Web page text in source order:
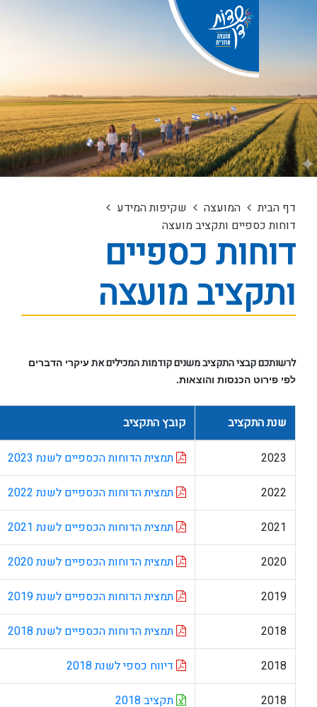
המועצה
שקיפות המידע
ותקציב מועצה
כספיים
מועצה
התקציב משנים קודמות המכילים אתעיקרי הדברים
הכנסות והוצאות.
קובץ התקציב
תמצית הדוחות הכספיים לשנת 2023
תמצית הדוחות הכספיים לשנת 2022
תמצית הדוחות הכספיים לשנת 2021
תמצית הדוחות הכספיים לשנת 2020
תמצית הדוחות הכספיים לשנת 2019
תמצית הדוחות הכספיים לשנת 2018
דיווח כספי לשנת 2018